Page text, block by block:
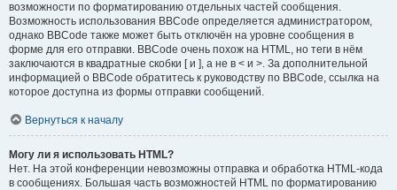
возможности по форматированию отдельных частей сообщения.
Возможность использования BBCode определяется администратором,
однако BBCode также может быть отключён на уровне сообщения в
форме для его отправки. BBCode очень похож на HTML, но теги в нём
заключаются в квадратные скобки [ и ], а не в < и >. За дополнительной
информацией о BBCode обратитесь к руководству по BBCode, ссылка на
которое доступна из формы отправки сообщений.
Вернуться к началу
Могу ли я использовать HTML?
Нет. На этой конференции невозможны отправка и обработка HTML-кода
в сообщениях. Большая часть возможностей HTML по форматированию